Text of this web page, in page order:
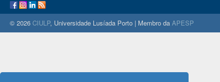
© 2026 CIULP, Universidade Lusíada Porto | Membro da APESP